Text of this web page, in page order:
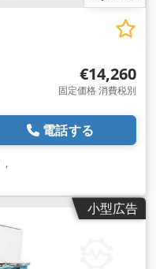
€14,260
固定価格 消費税別
電話する
,
小型広告